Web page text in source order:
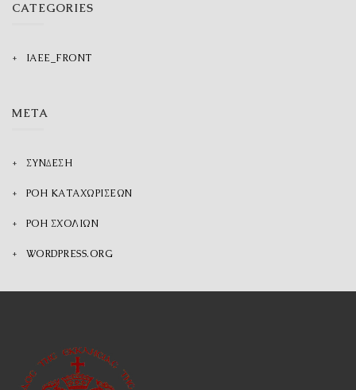
CATEGORIES
IAEE_FRONT
META
ΣΎΝΔΕΣΗ
ΡΟΉ ΚΑΤΑΧΩΡΊΣΕΩΝ
ΡΟΉ ΣΧΟΛΊΩΝ
WORDPRESS.ORG